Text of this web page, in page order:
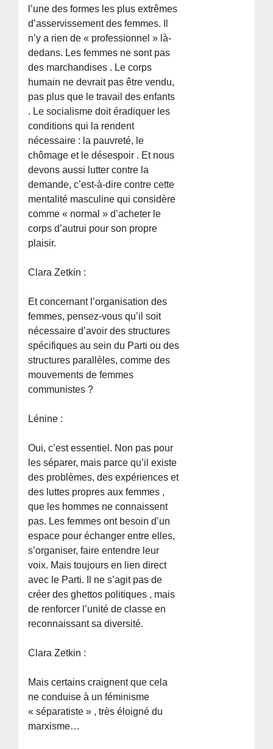
l’une des formes les plus extrêmes
d’asservissement des femmes. Il
n’y a rien de « professionnel » là-
dedans. Les femmes ne sont pas
des marchandises . Le corps
humain ne devrait pas être vendu,
pas plus que le travail des enfants
. Le socialisme doit éradiquer les
conditions qui la rendent
nécessaire : la pauvreté, le
chômage et le désespoir . Et nous
devons aussi lutter contre la
demande, c’est-à-dire contre cette
mentalité masculine qui considère
comme « normal » d’acheter le
corps d’autrui pour son propre
plaisir.
Clara Zetkin :
Et concernant l’organisation des
femmes, pensez-vous qu’il soit
nécessaire d’avoir des structures
spécifiques au sein du Parti ou des
structures parallèles, comme des
mouvements de femmes
communistes ?
Lénine :
Oui, c’est essentiel. Non pas pour
les séparer, mais parce qu’il existe
des problèmes, des expériences et
des luttes propres aux femmes ,
que les hommes ne connaissent
pas. Les femmes ont besoin d’un
espace pour échanger entre elles,
s’organiser, faire entendre leur
voix. Mais toujours en lien direct
avec le Parti. Il ne s’agit pas de
créer des ghettos politiques , mais
de renforcer l’unité de classe en
reconnaissant sa diversité.
Clara Zetkin :
Mais certains craignent que cela
ne conduise à un féminisme
« séparatiste » , très éloigné du
marxisme…